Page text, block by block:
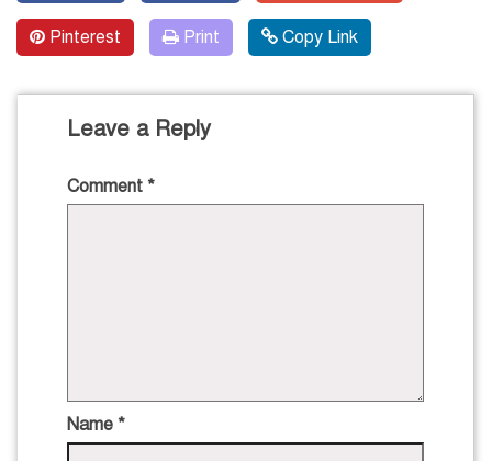
Pinterest Print Copy Link
Leave a Reply
Comment *
Name *